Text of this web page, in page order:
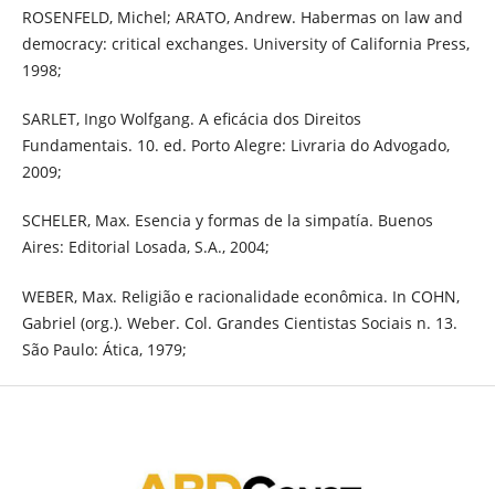
ROSENFELD, Michel; ARATO, Andrew. Habermas on law and
democracy: critical exchanges. University of California Press,
1998;
SARLET, Ingo Wolfgang. A eficácia dos Direitos
Fundamentais. 10. ed. Porto Alegre: Livraria do Advogado,
2009;
SCHELER, Max. Esencia y formas de la simpatía. Buenos
Aires: Editorial Losada, S.A., 2004;
WEBER, Max. Religião e racionalidade econômica. In COHN,
Gabriel (org.). Weber. Col. Grandes Cientistas Sociais n. 13.
São Paulo: Ática, 1979;